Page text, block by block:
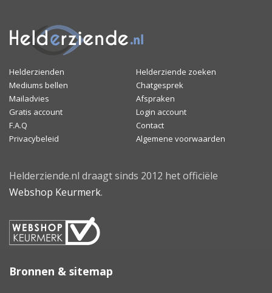
Helderzienden
Helderziende zoeken
Mediums bellen
Chatgesprek
Mailadvies
Afspraken
Gratis account
Login account
F.A.Q
Contact
Privacybeleid
Algemene voorwaarden
Helderziende.nl draagt sinds 2012 het officiële
Webshop Keurmerk.
Bronnen & sitemap